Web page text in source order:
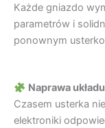
Każde gniazdo
parametrów i
ponownym
Naprawa
Czasem usterka
elektroniki